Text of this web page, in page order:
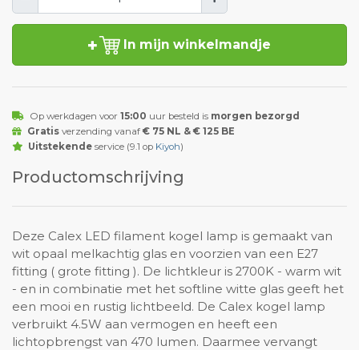
In mijn winkelmandje
Op werkdagen voor 15:00 uur besteld is morgen bezorgd
Gratisverzending vanaf € 75 NL & € 125 BE
Uitstekendeservice (9.1 op Kiyoh)
Productomschrijving
Deze Calex LED filament kogel lamp is gemaakt van
wit opaal melkachtig glas en voorzien van een E27
fitting ( grote fitting ). De lichtkleur is 2700K - warm wit
- en in combinatie met het softline witte glas geeft het
een mooi en rustig lichtbeeld. De Calex kogel lamp
verbruikt 4.5W aan vermogen en heeft een
lichtopbrengst van 470 lumen. Daarmee vervangt